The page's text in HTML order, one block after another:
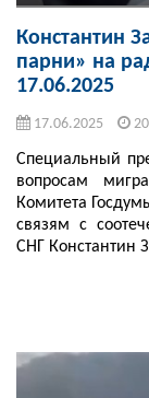
Константин
парни» на
17.06.2025
17.06.2025
Специальный
вопросам
Комитета
связям с
СНГ Константин